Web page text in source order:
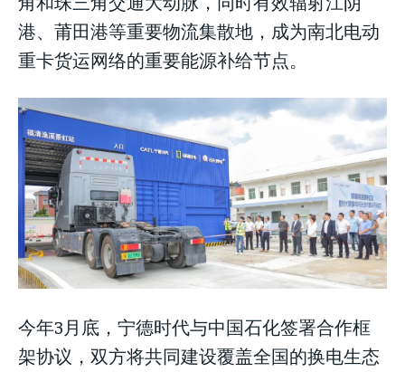
港、莆田港等重要物流集散地，成为南北电动
重卡货运网络的重要能源补给节点。
今年3月底，宁德时代与中国石化签署合作框
架协议，双方将共同建设覆盖全国的换电生态